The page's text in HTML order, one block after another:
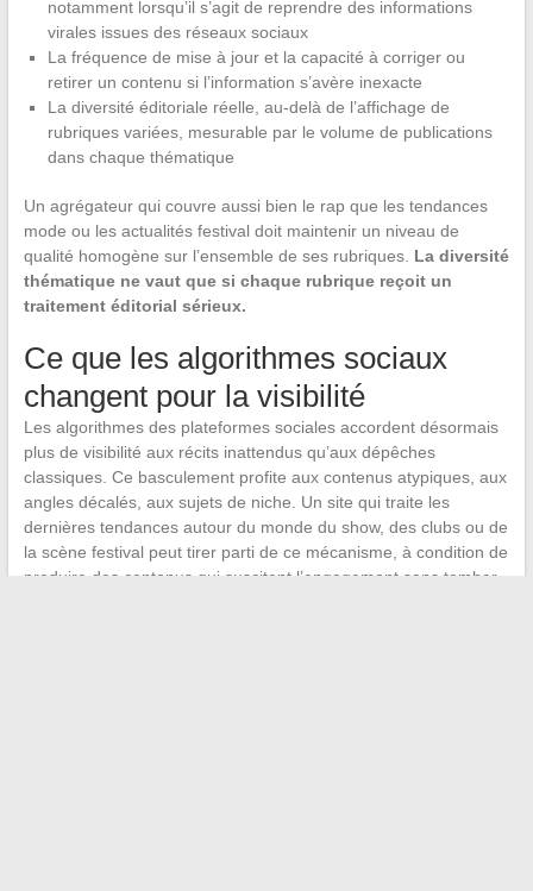
notamment lorsqu’il s’agit de reprendre des informations
virales issues des réseaux sociaux
La fréquence de mise à jour et la capacité à corriger ou
retirer un contenu si l’information s’avère inexacte
La diversité éditoriale réelle, au-delà de l’affichage de
rubriques variées, mesurable par le volume de publications
dans chaque thématique
Un agrégateur qui couvre aussi bien le rap que les tendances
mode ou les actualités festival doit maintenir un niveau de
qualité homogène sur l’ensemble de ses rubriques. La diversité
thématique ne vaut que si chaque rubrique reçoit un
traitement éditorial sérieux.
Ce que les algorithmes sociaux
changent pour la visibilité
Les algorithmes des plateformes sociales accordent désormais
plus de visibilité aux récits inattendus qu’aux dépêches
classiques. Ce basculement profite aux contenus atypiques, aux
angles décalés, aux sujets de niche. Un site qui traite les
dernières tendances autour du monde du show, des clubs ou de
la scène festival peut tirer parti de ce mécanisme, à condition de
produire des contenus qui suscitent l’engagement sans tomber